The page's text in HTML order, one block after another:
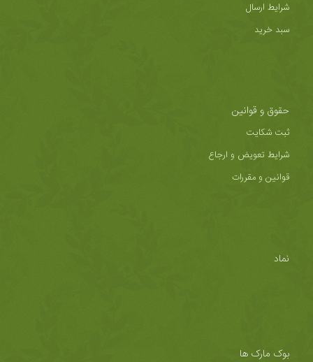
شرایط ارسال
سبد خرید
حقوق و قوانین
ثبت شکایت
شرایط تعویض و ارجاع
قوانین و مقررات
نماد
بوک مارک ها